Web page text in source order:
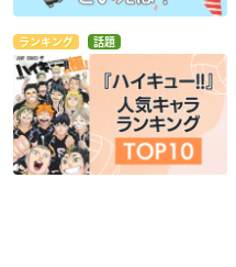
ランキング 話題